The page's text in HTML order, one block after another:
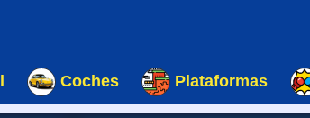
Coches Plataformas